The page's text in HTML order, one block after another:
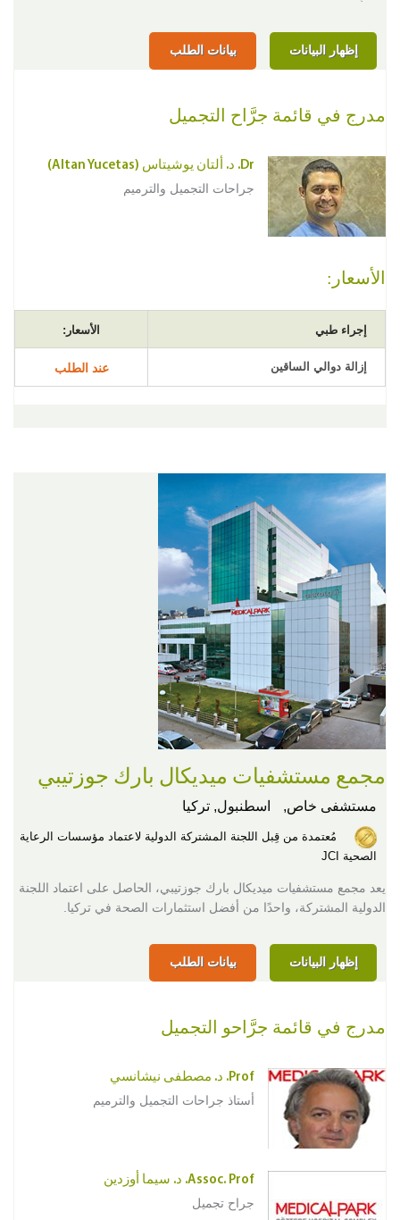
إظهار البيانات بيانات الطلب
مدرج في قائمة جرَّاح التجميل
Dr. د. ألتان يوشيتاس (Altan Yucetas)
جراحات التجميل والترميم
الأسعار:
إجراء طبي الأسعار:
إزالة دوالي الساقين عند الطلب
مجمع مستشفيات ميديكال بارك جوزتيبي
مستشفى خاص, اسطنبول, تركيا
مُعتمدة من قِبل اللجنة المشتركة الدولية لاعتماد مؤسسات الرعاية
الصحية JCI
يعد مجمع مستشفيات ميديكال بارك جوزتيبي، الحاصل على اعتماد اللجنة
الدولية المشتركة، واحدًا من أفضل استثمارات الصحة في تركيا.
إظهار البيانات بيانات الطلب
مدرج في قائمة جرَّاحو التجميل
Prof. د. مصطفى نيشانسي
أستاذ جراحات التجميل والترميم
Assoc. Prof. د. سيما أوزدين
جراح تجميل